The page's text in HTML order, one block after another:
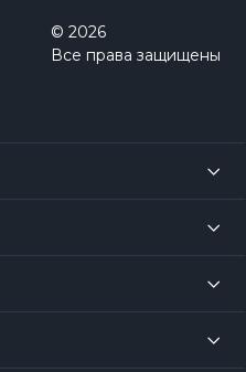
© 2026
Все права защищены